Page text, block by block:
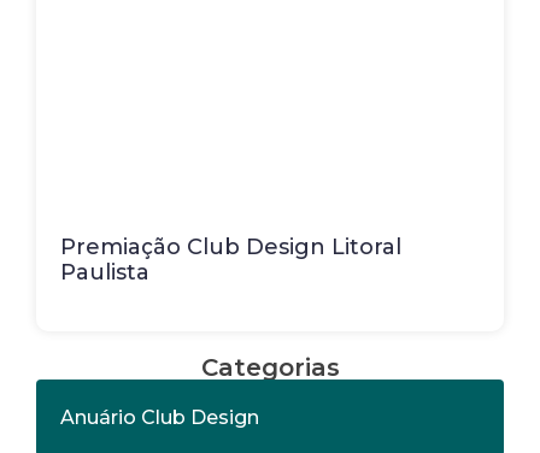
Premiação Club Design Litoral
Paulista
Categorias
Anuário Club Design